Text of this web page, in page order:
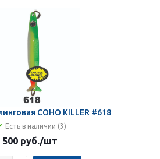
COHO KILLER #618
Есть в наличии (3)
500 руб./шт